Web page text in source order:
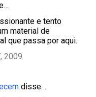
e tento
material de
que passa por aqui.
2009
disse…